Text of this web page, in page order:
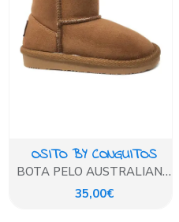
OSITO BY CONGUITOS
BOTA PELO AUSTRALIANA
CUERO
35,00€